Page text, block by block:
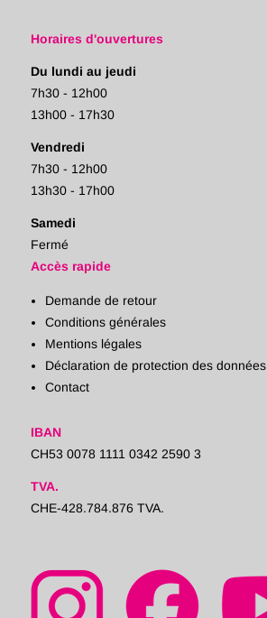
Horaires d'ouvertures
Du lundi au jeudi
7h30 - 12h00
13h00 - 17h30
Vendredi
7h30 - 12h00
13h30 - 17h00
Samedi
Fermé
Accès rapide
Demande de retour
Conditions générales
Mentions légales
Déclaration de protection des données
Contact
IBAN
CH53 0078 1111 0342 2590 3
TVA.
CHE-428.784.876 TVA.